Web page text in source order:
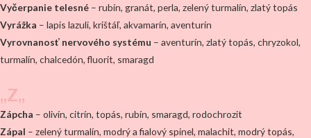
Vyčerpanie telesné – rubín, granát, perla, zelený turmalín, zlatý topás
Vyrážka – lapis lazuli, krištáľ, akvamarín, aventurín
Vyrovnanosť nervového systému – aventurín, zlatý topás, chryzokol,
turmalín, chalcedón, fluorit, smaragd
,,Z,,
Zápcha – olivín, citrín, topás, rubín, smaragd, rodochrozit
Zápal – zelený turmalín, modrý a fialový spinel, malachit, modrý topás,